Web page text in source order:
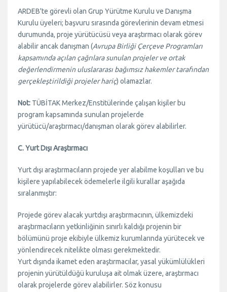
ARDEB'te görevli olan Grup Yürütme Kurulu ve Danışma
Kurulu üyeleri; başvuru sırasında görevlerinin devam etmesi
durumunda, proje yürütücüsü veya araştırmacı olarak görev
alabilir ancak danışman (Avrupa Birliği Çerçeve Programları
kapsamında açılan çağrılara sunulan projeler ve ortak
değerlendirmenin uluslararası bağımsız hakemler tarafından
gerçekleştirildiği projeler hariç) olamazlar.
Not: TÜBİTAK Merkez/Enstitülerinde çalışan kişiler bu
program kapsamında sunulan projelerde
yürütücü/araştırmacı/danışman olarak görev alabilirler.
C. Yurt Dışı Araştırmacı
Yurt dışı araştırmacıların projede yer alabilme koşulları ve bu
kişilere yapılabilecek ödemelerle ilgili kurallar aşağıda
sıralanmıştır:
Projede görev alacak yurtdışı araştırmacının, ülkemizdeki
araştırmacıların yetkinliğinin sınırlı kaldığı projenin bir
bölümünü proje ekibiyle ülkemiz kurumlarında yürütecek ve
yönlendirecek nitelikte olması gerekmektedir.
Yurt dışında ikamet eden araştırmacılar, yasal yükümlülükleri
projenin yürütüldüğü kuruluşa ait olmak üzere, araştırmacı
olarak projelerde görev alabilirler. Söz konusu